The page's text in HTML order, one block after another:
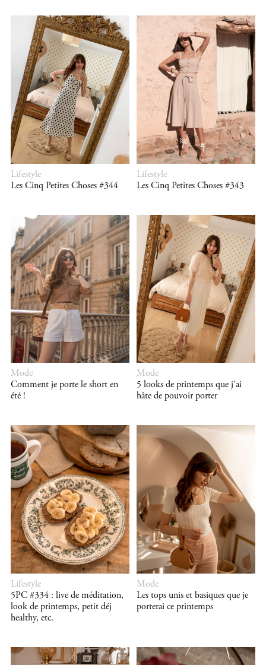
Lifestyle
Les Cinq Petites Choses #344
Lifestyle
Les Cinq Petites Choses #343
Mode
Comment je porte le short en
été !
Mode
5 looks de printemps que j’ai
hâte de pouvoir porter
Lifestyle
5PC #334 : live de méditation,
look de printemps, petit déj
healthy, etc.
Mode
Les tops unis et basiques que je
porterai ce printemps